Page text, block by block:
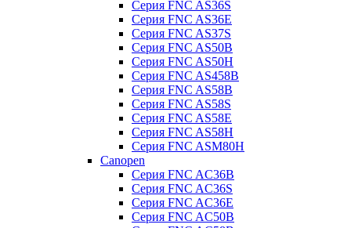
Серия FNC AS36S
Серия FNC AS36E
Серия FNC AS37S
Серия FNC AS50B
Серия FNC AS50H
Серия FNC AS458B
Серия FNC AS58B
Серия FNC AS58S
Серия FNC AS58E
Серия FNC AS58H
Серия FNC ASM80H
Canopen
Серия FNC AC36B
Серия FNC AC36S
Серия FNC AC36E
Серия FNC AC50B